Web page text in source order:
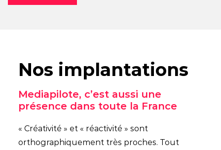
Nos implantations
Mediapilote, c’est aussi une
présence dans toute la France
« Créativité » et « réactivité » sont
orthographiquement très proches. Tout